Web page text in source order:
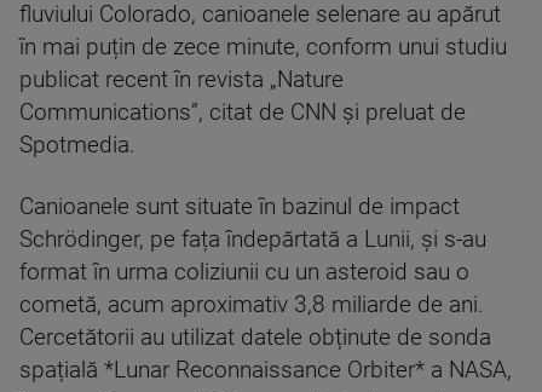
fluviului Colorado, canioanele selenare au apărut
în mai puțin de zece minute, conform unui studiu
publicat recent în revista „Nature
Communications”, citat de CNN și preluat de
Spotmedia.
Canioanele sunt situate în bazinul de impact
Schrödinger, pe fața îndepărtată a Lunii, și s-au
format în urma coliziunii cu un asteroid sau o
cometă, acum aproximativ 3,8 miliarde de ani.
Cercetătorii au utilizat datele obținute de sonda
spațială *Lunar Reconnaissance Orbiter* a NASA,